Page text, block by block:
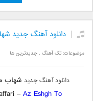
دانلود آهنگ جدید
موضوعات:تک آهنگ ,جدیدترین ها
دانلود آهنگ جدید شهاب
–Az Eshgh To